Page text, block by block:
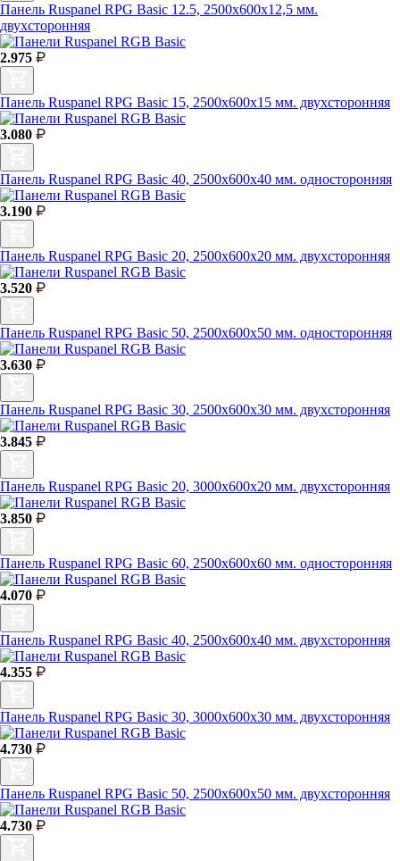
Панель Ruspanel RPG Basic 12.5, 2500х600х12,5 мм.
двухсторонняя
2.975
Панель Ruspanel RPG Basic 15, 2500х600х15 мм. двухсторонняя
3.080
Панель Ruspanel RPG Basic 40, 2500х600х40 мм. односторонняя
3.190
Панель Ruspanel RPG Basic 20, 2500х600х20 мм. двухсторонняя
3.520
Панель Ruspanel RPG Basic 50, 2500х600х50 мм. односторонняя
3.630
Панель Ruspanel RPG Basic 30, 2500х600х30 мм. двухсторонняя
3.845
Панель Ruspanel RPG Basic 20, 3000х600х20 мм. двухсторонняя
3.850
Панель Ruspanel RPG Basic 60, 2500х600х60 мм. односторонняя
4.070
Панель Ruspanel RPG Basic 40, 2500х600х40 мм. двухсторонняя
4.355
Панель Ruspanel RPG Basic 30, 3000х600х30 мм. двухсторонняя
4.730
Панель Ruspanel RPG Basic 50, 2500х600х50 мм. двухсторонняя
4.730